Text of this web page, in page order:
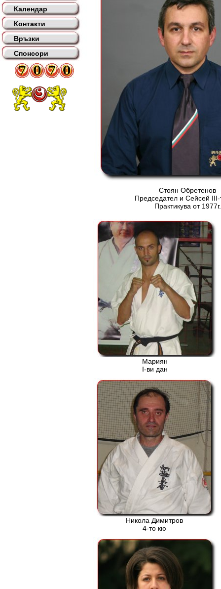
Календар
Контакти
Връзки
Спонсори
Стоян Обретенов
Председател и Сейсей
Практикува от 1977г.
Мариян
І-ви дан
Никола Димитров
4-то кю